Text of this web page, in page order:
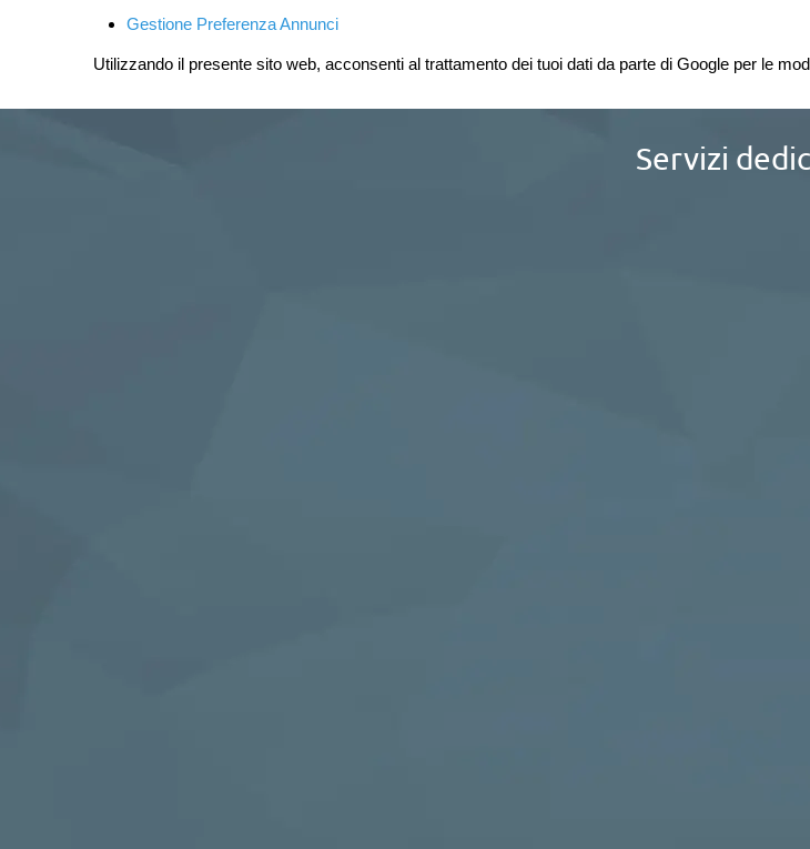
Gestione Preferenza Annunci
Utilizzando il presente sito web, acconsenti al trattamento dei tuoi dati da parte di Google per le
Servizi